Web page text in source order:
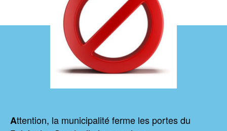
Attention, la municipalité ferme les portes du